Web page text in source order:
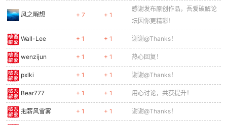
风之暇想 + 7 + 1
感谢发布原创作品，吾爱破解论
坛因你更精彩！
Wall-Lee + 1 + 1 谢谢@Thanks！
wenzijun + 1 + 1 热心回复！
pxlki + 1 + 1 谢谢@Thanks！
Bear777 + 1 + 1 用心讨论，共获提升！
抱薪风雪雾 + 1 + 1 谢谢@Thanks！